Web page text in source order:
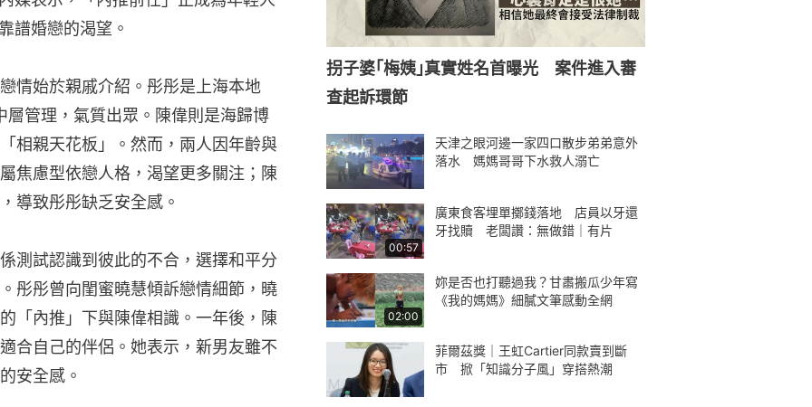
譜婚戀的渴望。
情始於親戚介紹。彤彤是上海本地
層管理，氣質出眾。陳偉則是海歸博
相親天花板」。然而，兩人因年齡與
焦慮型依戀人格，渴望更多關注；陳
導致彤彤缺乏安全感。
測試認識到彼此的不合，選擇和平分
彤彤曾向閨蜜曉慧傾訴戀情細節，曉
「內推」下與陳偉相識。一年後，陳
合自己的伴侶。她表示，新男友雖不
安全感。
拐子婆｢梅姨｣真實姓名首曝光 案件進入審
查起訴環節
天津之眼河邊一家四口散步弟弟意外
落水 媽媽哥哥下水救人溺亡
00:57
廣東食客埋單擲錢落地 店員以牙還
牙找贖 老闆讚：無做錯｜有片
02:00
妳是否也打聽過我？甘肅搬瓜少年寫
《我的媽媽》細膩文筆感動全網
菲爾茲獎｜王虹Cartier同款賣到斷
市 掀「知識分子風」穿搭熱潮